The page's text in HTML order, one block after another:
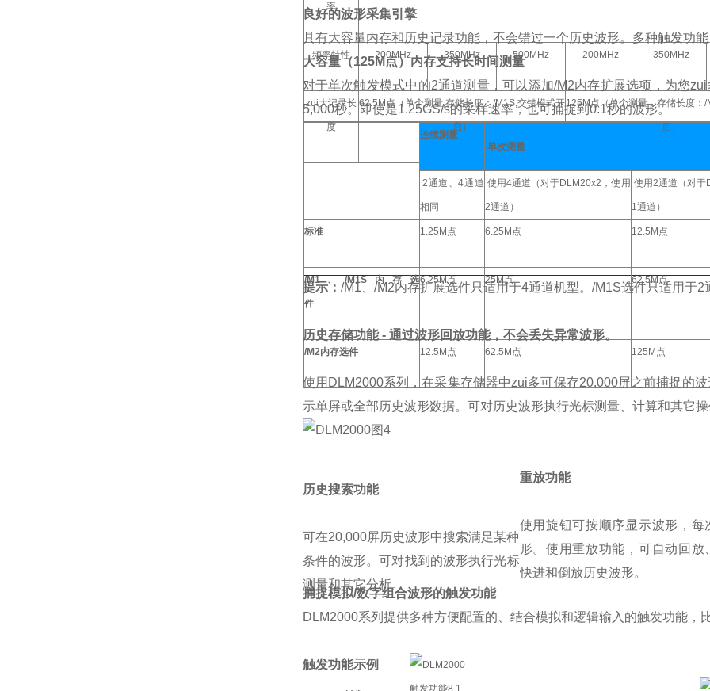
率
频率特性 200MHz 350MHz 500MHz 200MHz 350MHz
zui大记录长
度
62.5M点（单个测量,存储长度：/M1S,交错模式开
启）
125M点（单个测量，存储长度：/
启）
良好的波形采集引擎
具有大容量内存和历史记录功能，不会错过一个历史波形。多种触发功能
大容量（125M点）内存支持长时间测量
对于单次触发模式中的2通道测量，可以添加/M2内存扩展选项，为您
5,000秒。即使是1.25GS/s的采样速率，也可捕捉到0.1秒的波形。
连续测量
单次测量
2通道、4通道
相同
使用4通道（对于DLM20x2，使用
2通道）
使用2通道（对于
1通道）
标准 1.25M点 6.25M点 12.5M点
/M1、/M1S内存选
件
6.25M点 25M点 62.5M点
/M2内存选件 12.5M点 62.5M点 125M点
提示： /M1、/M2内存扩展选件只适用于4通道机型。/M1S选件只适用于2
历史存储功能 - 通过波形回放功能，不会丢失异常波形。
使用DLM2000系列，在采集存储器中zui多可保存20,000屏之前捕捉的波
示单屏或全部历史波形数据。可对历史波形执行光标测量、计算和其它
历史搜索功能
可在20,000屏历史波形中搜索满足某种
条件的波形。可对找到的波形执行光标
测量和其它分析。
重放功能
使用旋钮可按顺序显示波形，每
形。使用重放功能，可自动回放
快进和倒放历史波形。
捕捉模拟/数字组合波形的触发功能
DLM2000系列提供多种方便配置的、结合模拟和逻辑输入的触发功能，
触发功能示例